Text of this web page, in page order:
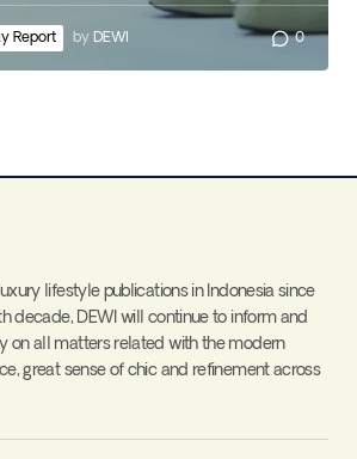
Report by DEWI 0
lifestyle publications in Indonesia since
decade, DEWI will continue to inform and
on all matters related with the modern
great sense of chic and refinement across